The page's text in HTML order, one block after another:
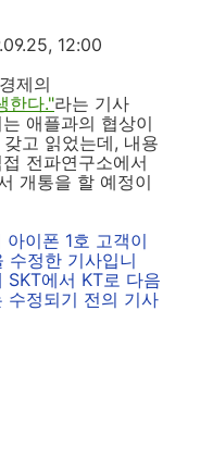
12:00
제의
한다."라는 기사
애플과의 협상이
고 읽었는데, 내용
전파연구소에서
개통을 할 예정이
이폰 1호 고객이
수정한 기사입니
SKT에서 KT로 다음
수정되기 전의 기사